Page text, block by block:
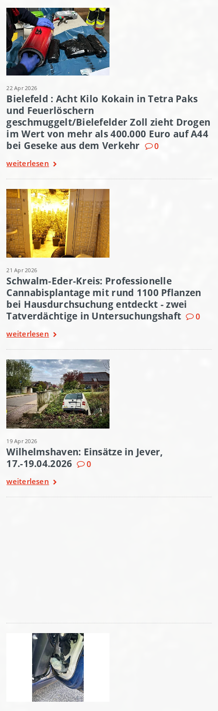
22 Apr 2026
Bielefeld : Acht Kilo Kokain in Tetra Paks
und Feuerlöschern
geschmuggelt/Bielefelder Zoll zieht Drogen
im Wert von mehr als 400.000 Euro auf A44
bei Geseke aus dem Verkehr
0
weiterlesen
21 Apr 2026
Schwalm-Eder-Kreis: Professionelle
Cannabisplantage mit rund 1100 Pflanzen
bei Hausdurchsuchung entdeckt - zwei
Tatverdächtige in Untersuchungshaft
0
weiterlesen
19 Apr 2026
Wilhelmshaven: Einsätze in Jever,
17.-19.04.2026
0
weiterlesen